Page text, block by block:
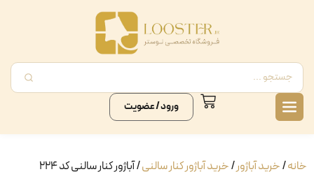
ورود / عضویت
خانه/خرید آباژور/خرید آباژور کنار سالنی/ آباژور کنار سالنی کد ۲۲۴